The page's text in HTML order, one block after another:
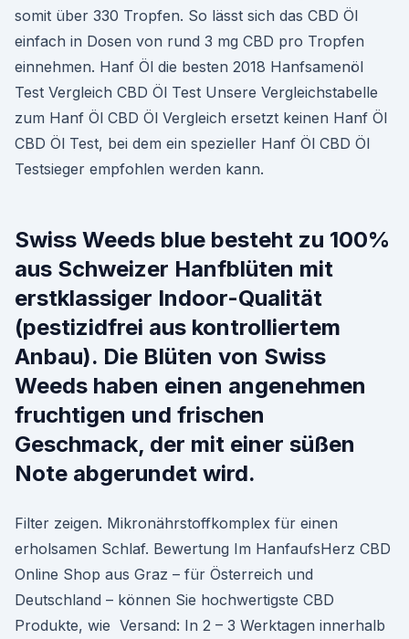
somit über 330 Tropfen. So lässt sich das CBD Öl
einfach in Dosen von rund 3 mg CBD pro Tropfen
einnehmen. Hanf Öl die besten 2018 Hanfsamenöl
Test Vergleich CBD Öl Test Unsere Vergleichstabelle
zum Hanf Öl CBD Öl Vergleich ersetzt keinen Hanf Öl
CBD Öl Test, bei dem ein spezieller Hanf Öl CBD Öl
Testsieger empfohlen werden kann.
Swiss Weeds blue besteht zu 100%
aus Schweizer Hanfblüten mit
erstklassiger Indoor-Qualität
(pestizidfrei aus kontrolliertem
Anbau). Die Blüten von Swiss
Weeds haben einen angenehmen
fruchtigen und frischen
Geschmack, der mit einer süßen
Note abgerundet wird.
Filter zeigen. Mikronährstoffkomplex für einen
erholsamen Schlaf. Bewertung Im HanfaufsHerz CBD
Online Shop aus Graz – für Österreich und
Deutschland – können Sie hochwertigste CBD
Produkte, wie Versand: In 2 – 3 Werktagen innerhalb